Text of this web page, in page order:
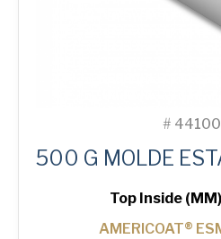
#
500 G MOLDE
Top Inside
AMERICOAT®